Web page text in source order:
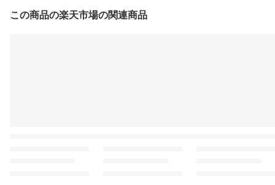
この商品の楽天市場の関連商品